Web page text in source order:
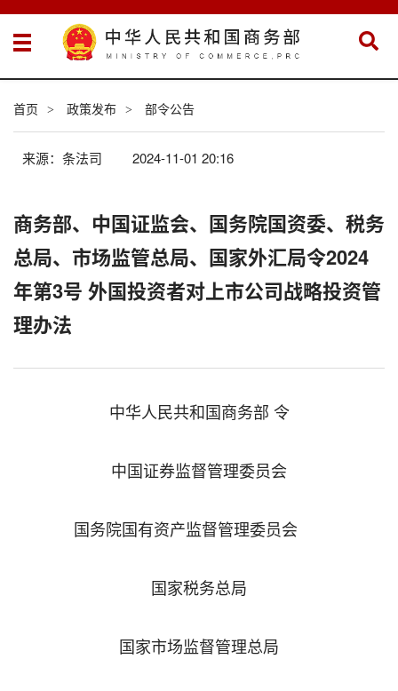
首页 > 政策发布 > 部令公告
来源：条法司 2024-11-01 20:16
商务部、中国证监会、国务院国资委、税务
总局、市场监管总局、国家外汇局令2024
年第3号 外国投资者对上市公司战略投资管
理办法
中华人民共和国商务部 令
中国证券监督管理委员会
国务院国有资产监督管理委员会
国家税务总局
国家市场监督管理总局